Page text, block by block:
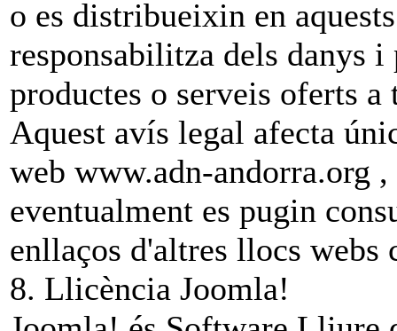
o es distribueixin en
responsabilitza dels danys
productes o serveis oferts a
Aquest avís legal afecta
web www.adn-andorra.org
eventualment es pugin
enllaços d'altres llocs webs
8. Llicència Joomla!